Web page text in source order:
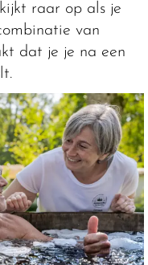
raar op als je
van
dat je je na een